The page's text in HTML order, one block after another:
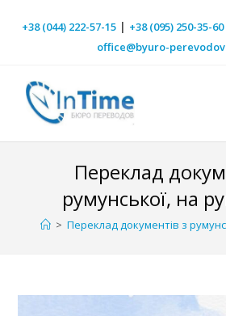
+38 (044) 222-57-15| +38 (095) 250-35-60
office@byuro-
Переклад
румунської, на
> Переклад документів з